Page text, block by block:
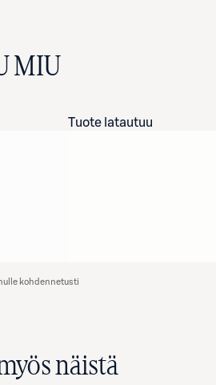
MIU
Tuote latautuu
kohdennetusti
näistä